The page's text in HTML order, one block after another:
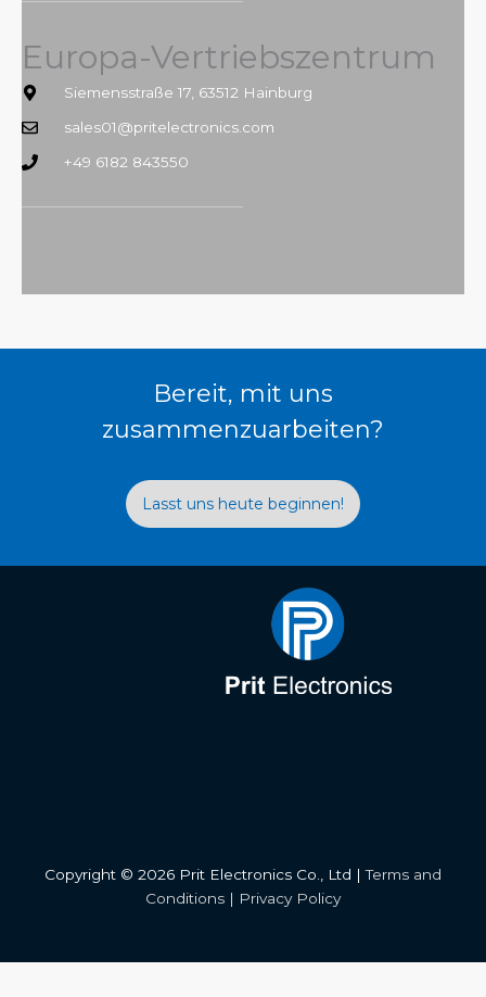
Europa-Vertriebszentrum
Siemensstraße 17, 63512 Hainburg
sales01@pritelectronics.com
+49 6182 843550
Bereit, mit uns
zusammenzuarbeiten?
Lasst uns heute beginnen!
Copyright © 2026 Prit Electronics Co., Ltd |Terms and
Conditions | Privacy Policy